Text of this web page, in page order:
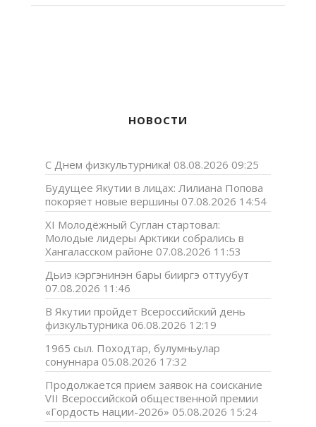
НОВОСТИ
С Днем физкультурника! 08.08.2026 09:25
Будущее Якутии в лицах: Лилиана Попова
покоряет новые вершины 07.08.2026 14:54
XI Молодёжный Суглан стартовал:
Молодые лидеры Арктики собрались в
Хангаласском районе 07.08.2026 11:53
Дьиэ кэргэнинэн бары бииргэ оттуубут
07.08.2026 11:46
В Якутии пройдет Всероссийский день
физкультурника 06.08.2026 12:19
1965 сыл. Походтар, булумньулар
сонуннара 05.08.2026 17:32
Продолжается прием заявок на соискание
VII Всероссийской общественной премии
«Гордость нации-2026» 05.08.2026 15:24